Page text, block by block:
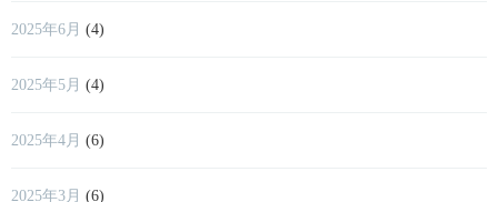
2025年6月 (4)
2025年5月 (4)
2025年4月 (6)
2025年3月 (6)